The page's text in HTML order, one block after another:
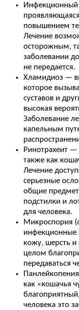
Инфекционный
повышением
Лечение
осторожным,
заболевании
не передается.
Хламидиоз —
которое
суставов и
высокая
Заболевание
капельным
Ринотрахеит —
также как
Лечение
серьезные
общие
подстилки и
для человека.
Микроспория
инфекционные
кожу, шерсть и
целом
передаваться
как «кошачья
человека это